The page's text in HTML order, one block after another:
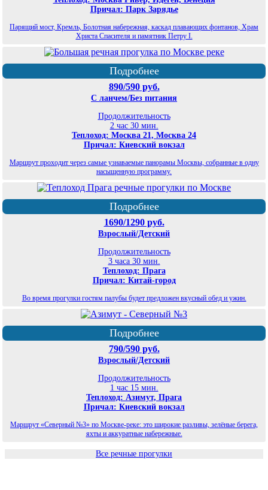
Причал: Парк Зарядье
Парящий мост, Кремль, Болотная набережная, каскад плавающих фонтанов, Храм
Христа Спасителя и памятник Петру I.
Подробнее
890/590 руб.
С ланчем/Без питания
Продолжительность
2 час 30 мин.
Теплоход: Москва 21, Москва 24
Причал: Киевский вокзал
Маршрут проходит через самые узнаваемые панорамы Москвы, собранные в одну
насыщенную программу.
Подробнее
1690/1290 руб.
Взрослый/Детский
Продолжительность
3 часа 30 мин.
Теплоход: Прага
Причал: Китай-город
Во время прогулки гостям палубы будет предложен вкусный обед и ужин.
Подробнее
790/590 руб.
Взрослый/Детский
Продолжительность
1 час 15 мин.
Теплоход: Азимут, Прага
Причал: Киевский вокзал
Маршрут «Северный №3» по Москве-реке: это широкие разливы, зелёные берега,
яхты и аккуратные набережные.
Все речные прогулки